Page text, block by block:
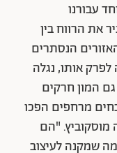
עבורנו
את הרווח בין
הנסתרים
אותו, נגלה
המון חרקים
מרחפים הפכו
מוסקוביץ. "הם
מהרצפה, מה שמקנה לעיצוב